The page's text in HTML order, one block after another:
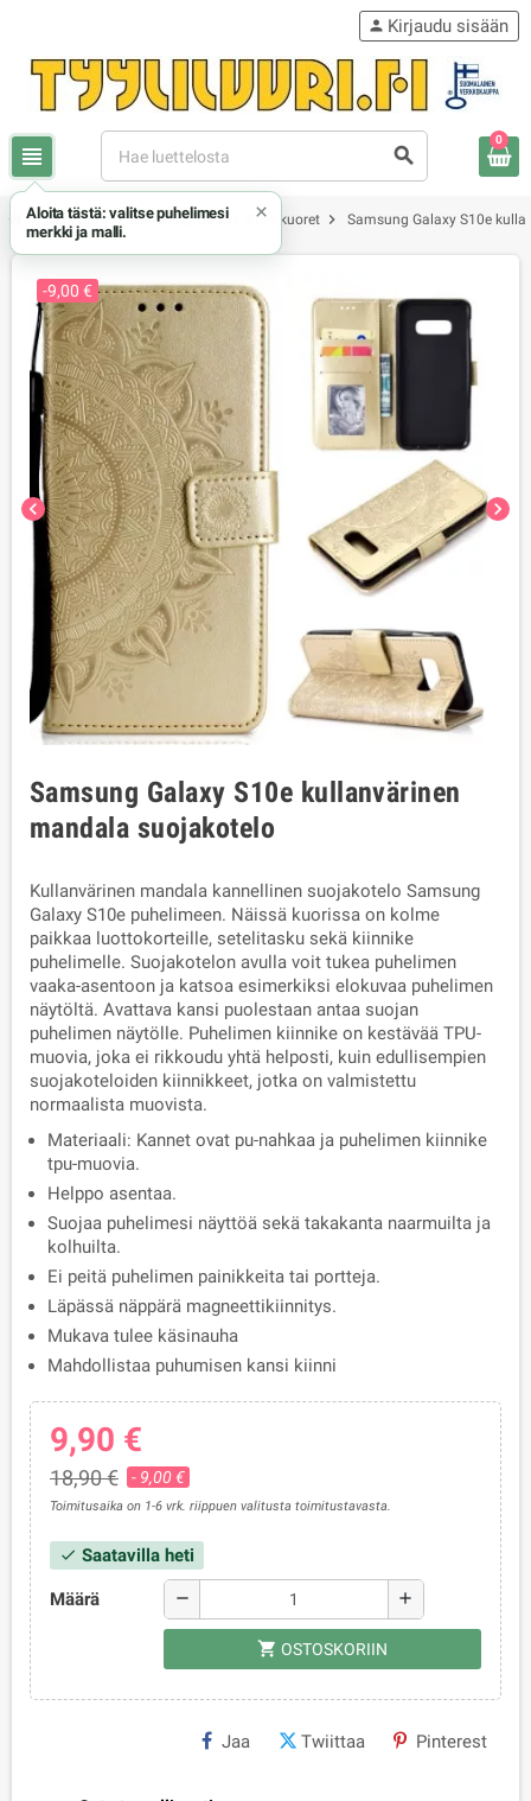
view_headline search
person Kirjaudu sisään
0
chevron_rightSamsung chevron_rightSamsung Galaxy S10e kuoret chevron_right Samsung Galaxy S10e
chevron_left chevron_right
-9,00 €
Samsung Galaxy S10e kullanvärinen
mandala suojakotelo
Kullanvärinen mandala kannellinen suojakotelo Samsung
Galaxy S10e puhelimeen. Näissä kuorissa on kolme
paikkaa luottokorteille, setelitasku sekä kiinnike
puhelimelle. Suojakotelon avulla voit tukea puhelimen
vaaka-asentoon ja katsoa esimerkiksi elokuvaa puhelimen
näytöltä. Avattava kansi puolestaan antaa suojan
puhelimen näytölle. Puhelimen kiinnike on kestävää TPU-
muovia, joka ei rikkoudu yhtä helposti, kuin edullisempien
suojakoteloiden kiinnikkeet, jotka on valmistettu
normaalista muovista.
Materiaali: Kannet ovat pu-nahkaa ja puhelimen kiinnike
tpu-muovia.
Helppo asentaa.
Suojaa puhelimesi näyttöä sekä takakanta naarmuilta ja
kolhuilta.
Ei peitä puhelimen painikkeita tai portteja.
Läpässä näppärä magneettikiinnitys.
Mukava tulee käsinauha
Mahdollistaa puhumisen kansi kiinni
9,90 €
18,90 € - 9,00 €
Toimitusaika on 1-6 vrk. riippuen valitusta toimitustavasta.
check Saatavilla heti
Määrä remove add
shopping_cart OSTOSKORIIN
Jaa Twiittaa Pinterest
Aloita tästä: valitse puhelimesi
merkki ja malli.
×